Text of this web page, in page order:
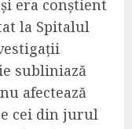
era conștient
la Spitalul
subliniază
afectează
cei din jurul